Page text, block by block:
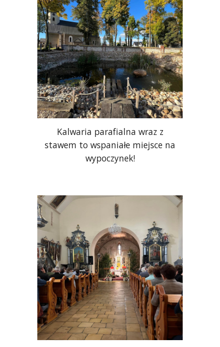
Kalwaria parafialna wraz z
stawem to wspaniałe miejsce na
wypoczynek!